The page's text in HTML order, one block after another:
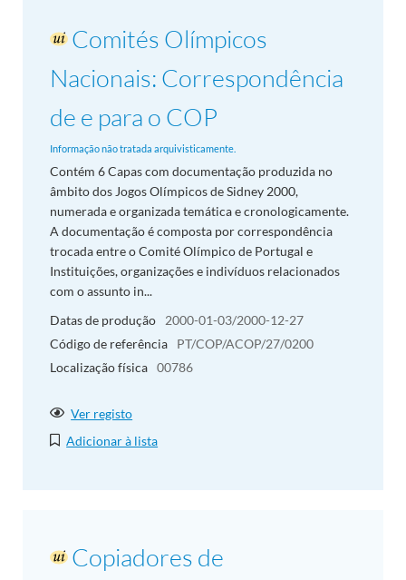
Comités Olímpicos
Nacionais: Correspondência
de e para o COP
Informação não tratada arquivisticamente.
Contém 6 Capas com documentação produzida no
âmbito dos Jogos Olímpicos de Sidney 2000,
numerada e organizada temática e cronologicamente.
A documentação é composta por correspondência
trocada entre o Comité Olímpico de Portugal e
Instituições, organizações e indivíduos relacionados
com o assunto in...
Datas de produção
2000-01-03/2000-12-27
Código de referência
PT/COP/ACOP/27/0200
Localização física 00786
Ver registo
Adicionar à lista
Copiadores de